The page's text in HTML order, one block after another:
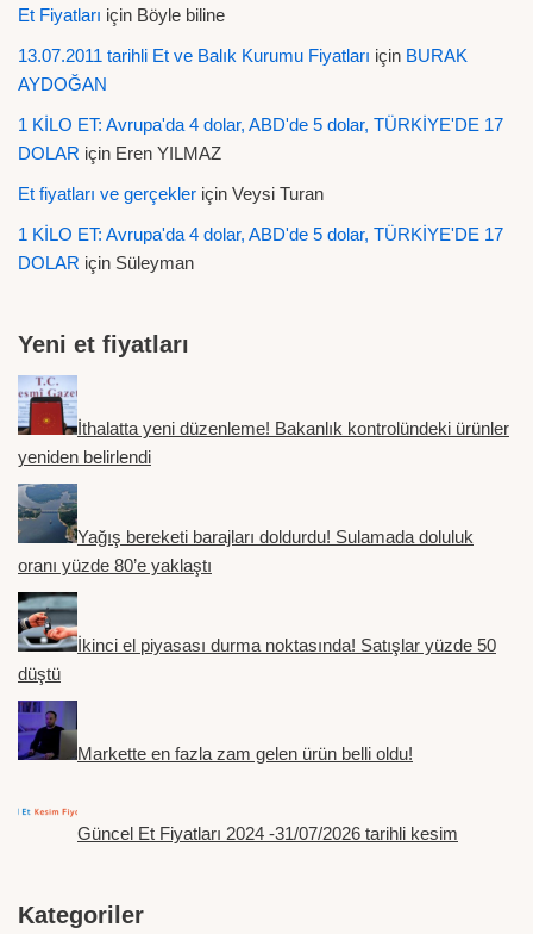
Et Fiyatları için Böyle biline
13.07.2011 tarihli Et ve Balık Kurumu Fiyatları için BURAK
AYDOĞAN
1 KİLO ET: Avrupa'da 4 dolar, ABD'de 5 dolar, TÜRKİYE'DE 17
DOLAR için Eren YILMAZ
Et fiyatları ve gerçekler için Veysi Turan
1 KİLO ET: Avrupa'da 4 dolar, ABD'de 5 dolar, TÜRKİYE'DE 17
DOLAR için Süleyman
Yeni et fiyatları
İthalatta yeni düzenleme! Bakanlık kontrolündeki ürünler
yeniden belirlendi
Yağış bereketi barajları doldurdu! Sulamada doluluk
oranı yüzde 80’e yaklaştı
İkinci el piyasası durma noktasında! Satışlar yüzde 50
düştü
Markette en fazla zam gelen ürün belli oldu!
Güncel Et Fiyatları 2024 -31/07/2026 tarihli kesim
Kategoriler